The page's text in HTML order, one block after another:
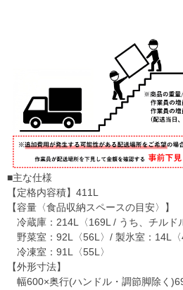
■主な仕様
【定格内容積】411L
【容量〈食品収納スペースの目安〉】
冷蔵庫：214L〈169L / うち、チルド
野菜室：92L〈56L〉/ 製氷室：14L〈
冷凍室：91L〈55L〉
【外形寸法】
幅600×奥行(ハンドル・調節脚除く